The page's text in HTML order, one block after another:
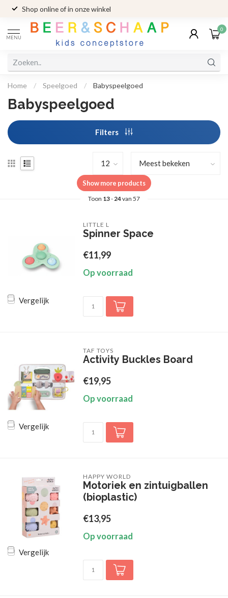
Shop online of in onze winkel
MENU
0
Home / Speelgoed / Babyspeelgoed
Babyspeelgoed
Filters
Show more products
Toon 13-24van 57
Vergelijk
LITTLE L
Spinner Space
€11,99
Op voorraad
Vergelijk
TAF TOYS
Activity Buckles Board
€19,95
Op voorraad
Vergelijk
HAPPY WORLD
Motoriek en zintuigballen
(bioplastic)
€13,95
Op voorraad